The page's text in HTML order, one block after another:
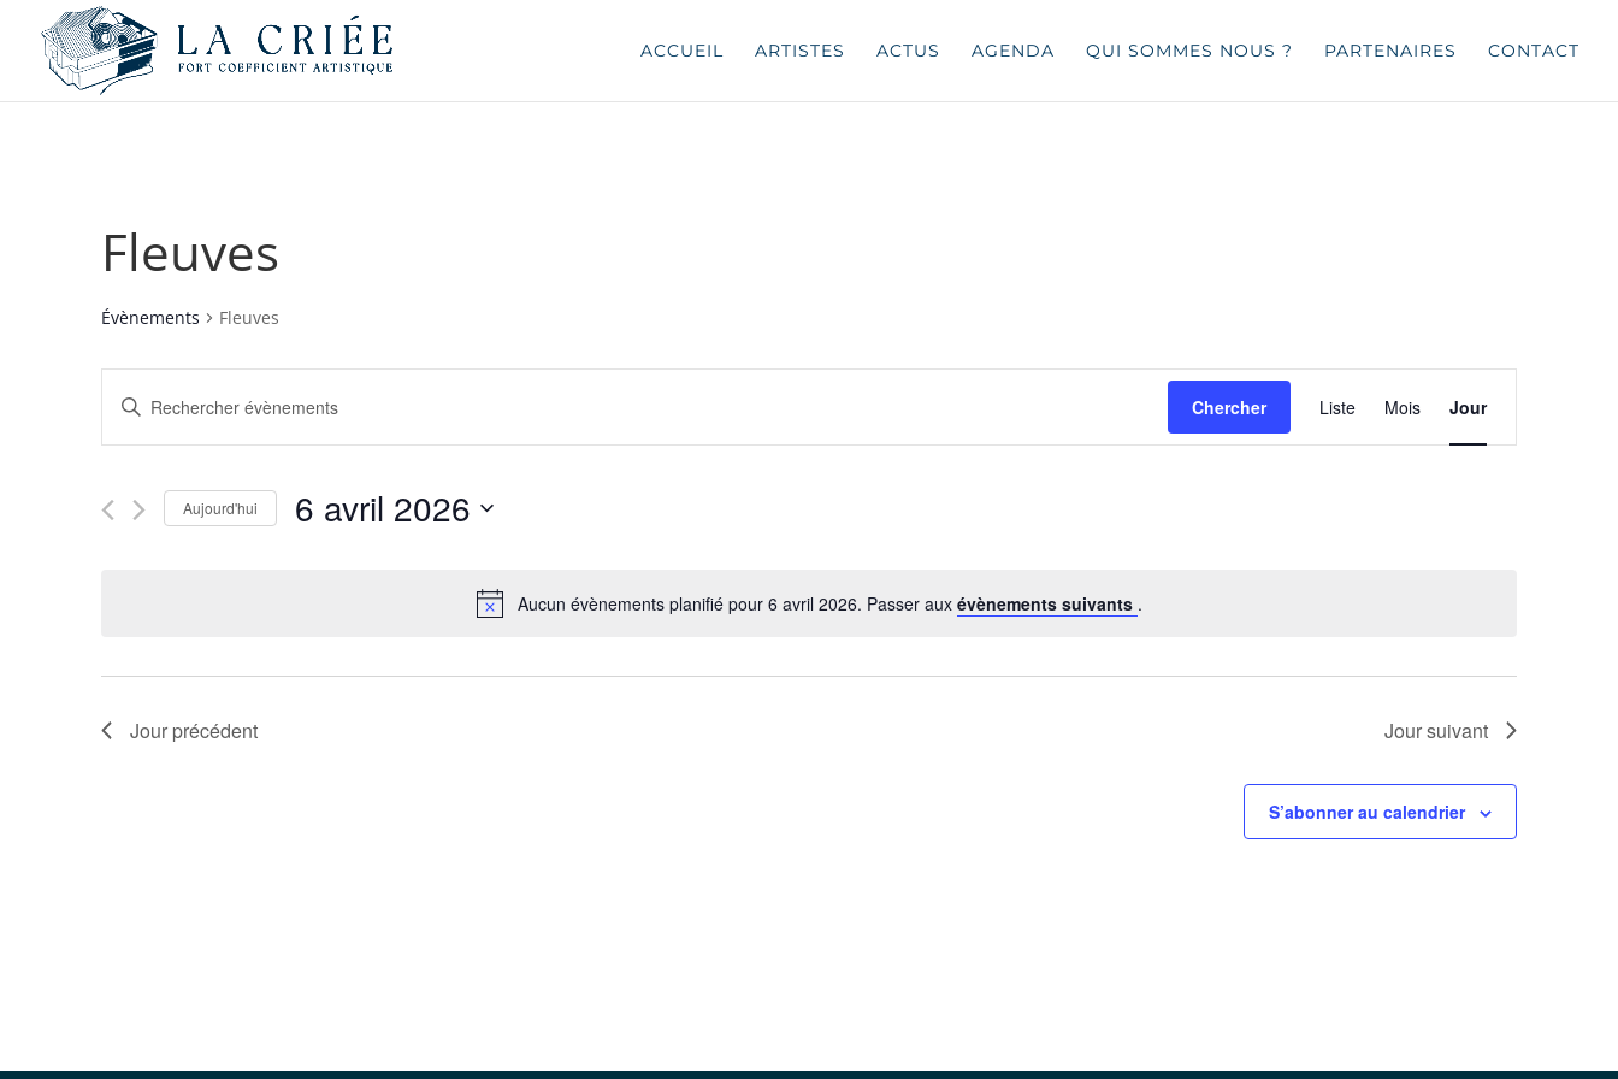
ACCUEIL ARTISTES ACTUS AGENDA QUI SOMMES NOUS ? PARTENAIRES CONTACT
Aucun évènements planifié pour 6 avril 2026. Passer aux évènements suivants .
Fleuves
Évènements Fleuves
Recherche
et
navigation
vues
Évènements
Saisir
clé.
Évènements
Chercher
Navigation
de
vues
Liste Mois Jour
Aujourd'hui 6 avril 2026
Jour précédent Jour suivant
S’abonner au calendrier